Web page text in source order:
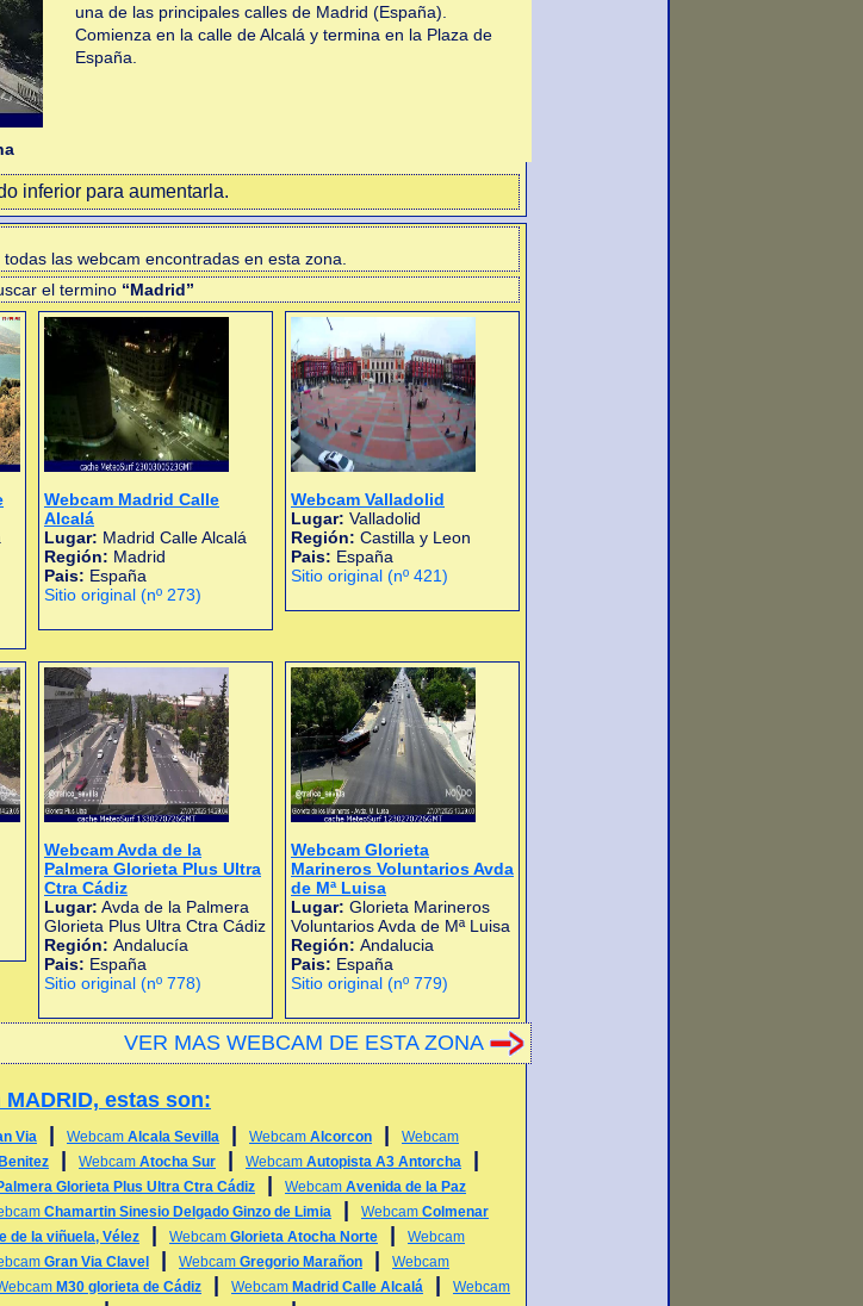
una de las principales calles de Madrid (España).
Comienza en la calle de Alcalá y termina en la Plaza de
España.
inferior para aumentarla.
las webcam encontradas en esta zona.
el termino “Madrid”
Webcam Madrid Calle
Alcalá
Lugar: Madrid Calle Alcalá
Región: Madrid
Pais: España
Sitio original (nº 273)
Webcam Valladolid
Lugar: Valladolid
Región: Castilla y Leon
Pais: España
Sitio original (nº 421)
Webcam Avda de la
Palmera Glorieta Plus Ultra
Ctra Cádiz
Lugar: Avda de la Palmera
Glorieta Plus Ultra Ctra Cádiz
Región: Andalucía
Pais: España
Sitio original (nº 778)
Webcam Glorieta
Marineros Voluntarios Avda
de Mª Luisa
Lugar: Glorieta Marineros
Voluntarios Avda de Mª Luisa
Región: Andalucia
Pais: España
Sitio original (nº 779)
VER MAS WEBCAM DE ESTA ZONA
MADRID, estas son:
Via Webcam Alcala Sevilla Webcam Alcorcon
Webcam
Webcam Atocha Sur Webcam Autopista A3 Antorcha
Glorieta Plus Ultra Ctra Cádiz Webcam Avenida de la Paz
Chamartin Sinesio Delgado Ginzo de Limia Webcam Colmenar
de la viñuela, Vélez Webcam Glorieta Atocha Norte
Webcam
Gran Via Clavel Webcam Gregorio Marañon
Webcam
M30 glorieta de Cádiz Webcam Madrid Calle Alcalá
Webcam